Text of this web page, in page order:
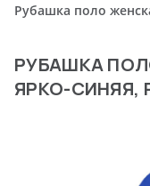
Рубашка поло
РУБАШКА
ЯРКО-СИНЯЯ,